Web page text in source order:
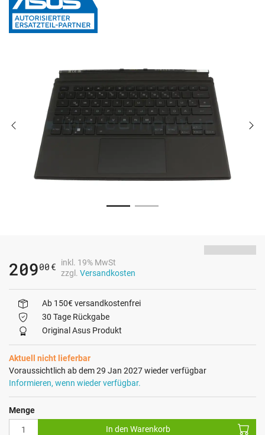
20900 €
inkl. 19% MwSt
zzgl. Versandkosten
Ab 150€ versandkostenfrei
30 Tage Rückgabe
Original Asus Produkt
Aktuell nicht lieferbar
Voraussichtlich ab dem 29 Jan 2027 wieder verfügbar
Informieren, wenn wieder verfügbar.
Menge
In den Warenkorb